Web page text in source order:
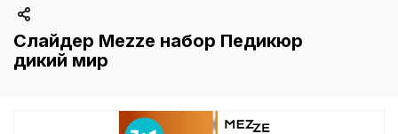
Слайдер Mezze набор Педикюр
дикий мир